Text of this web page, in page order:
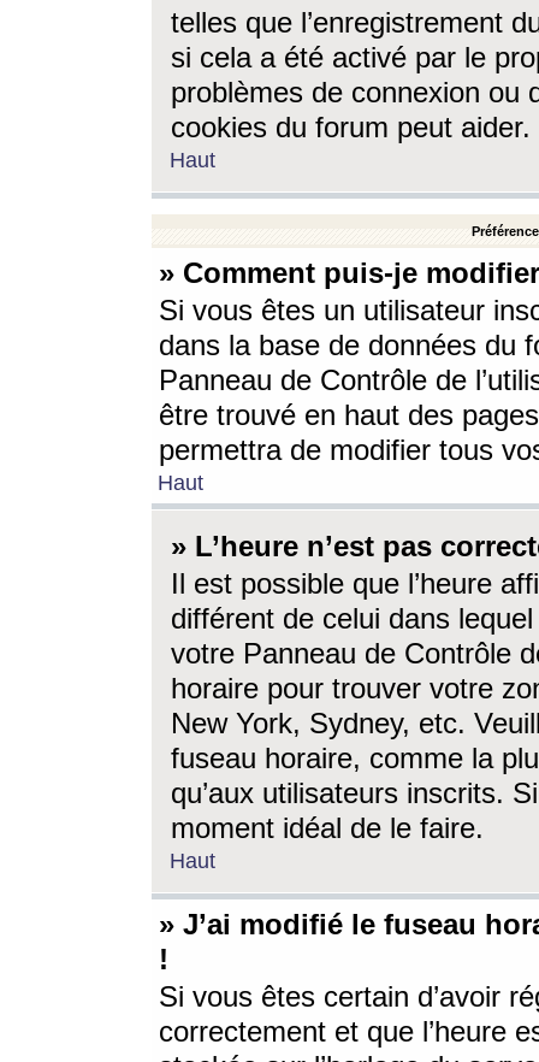
telles que l’enregistrement
si cela a été activé par le
problèmes de connexion ou
cookies du forum peut aider.
Haut
» Comment puis-je
Si vous êtes un utilisateur
dans la base de données du
Panneau de Contrôle de
être trouvé en haut des
permettra de modifier tous
Haut
» L’heure n’est pas
Il est possible que l’heure
différent de celui dans
votre Panneau de Contrôle
horaire pour trouver votre
New York, Sydney, etc.
fuseau horaire, comme la
qu’aux utilisateurs inscrits.
moment idéal de le faire.
Haut
» J’ai modifié le fuseau
!
Si vous êtes certain d’avoir
correctement et que l’heure